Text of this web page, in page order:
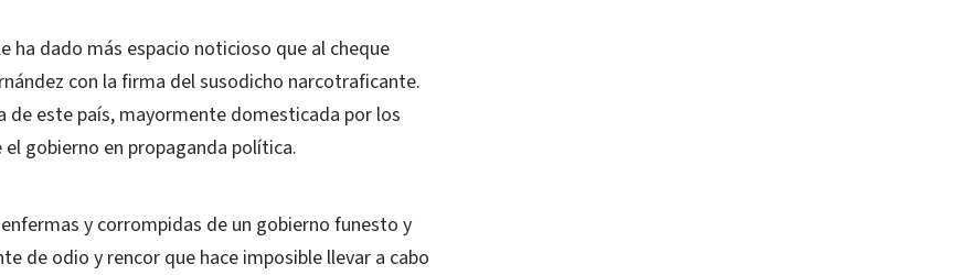
ha dado más espacio noticioso que al cheque
con la firma del susodicho narcotraficante.
de este país, mayormente domesticada por los
gobierno en propaganda política.
y corrompidas de un gobierno funesto y
de odio y rencor que hace imposible llevar a cabo